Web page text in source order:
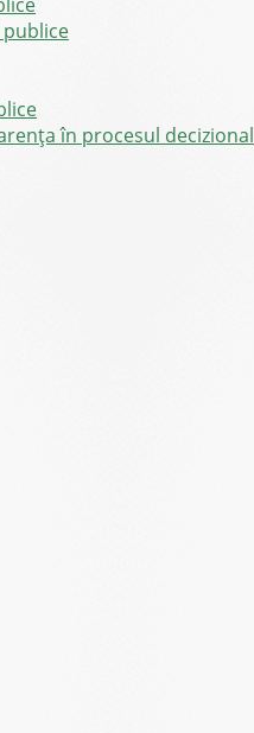
în procesul decizional